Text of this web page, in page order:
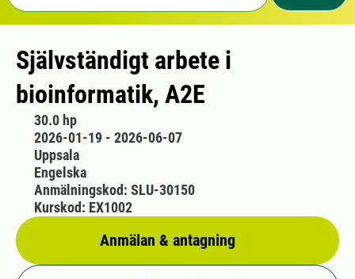
Självständigt arbete i
bioinformatik, A2E
30.0 hp
2026-01-19 - 2026-06-07
Uppsala
Engelska
Anmälan & antagning
Anmälningskod: SLU-30150
Kurskod: EX1002